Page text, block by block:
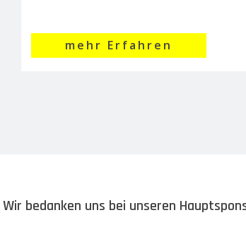
mehr Erfahren
Wir bedanken uns bei unseren